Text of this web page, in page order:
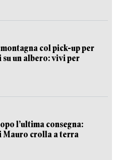
col pick-up per
su un albero: vivi per
l’ultima consegna:
Mauro crolla a terra